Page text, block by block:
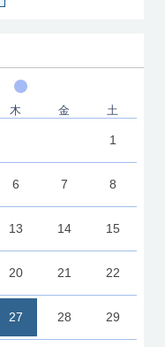
木 金 土
1
6 7 8
13 14 15
20 21 22
27 28 29